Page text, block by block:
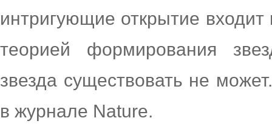
интригующие открытие
теорией формирования
звезда существовать не
в журнале Nature.